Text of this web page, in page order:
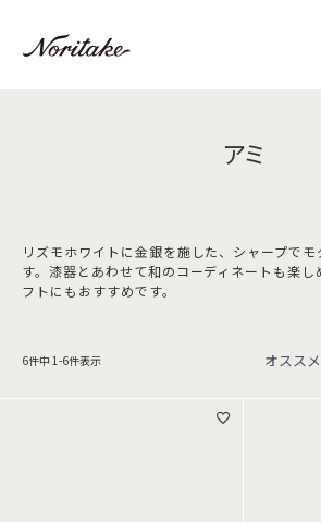
アミ
リズモホワイトに金銀を施した、シャープで
す。漆器とあわせて和のコーディネートも楽し
フトにもおすすめです。
6件中 1 -6件表示